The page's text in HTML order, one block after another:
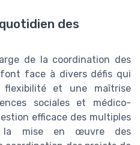
des
de la coordination des
face à divers défis qui
flexibilité et une maîtrise
sociales et médico-
efficace des multiples
la mise en œuvre des